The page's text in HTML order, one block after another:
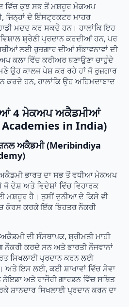
ਵਿੱਚ ਕੁਝ ਸਭ ਤੋਂ ਮਸ਼ਹੂਰ ਮੇਕਅਪ
ਜਿਨ੍ਹਾਂ ਦੇ ਇੰਸਟ੍ਰਕਟਰ ਮਾਹਰ
ਮਦਦ ਕਰ ਸਕਦੇ ਹਨ। ਹਾਲਾਂਕਿ ਇਹ
ਸ਼੍ਰੇਣੀ ਪ੍ਰਦਾਨ ਕਰਦੀਆਂ ਹਨ, ਪਰ
ਲਈ ਰੁਜ਼ਗਾਰ ਦੀਆਂ ਸੰਭਾਵਨਾਵਾਂ ਦੀ
ਕਲਾ ਵਿੱਚ ਕਰੀਅਰ ਬਣਾਉਣਾ ਚਾਹੁੰਦੇ
ਉਹ ਕਾਲਜ ਪੇਸ਼ ਕਰ ਰਹੇ ਹਾਂ ਜੋ ਰੁਜ਼ਗਾਰ
ਕਰਦੇ ਹਨ, ਹਾਲਾਂਕਿ ਉਹ ਅਹਿਮਦਾਬਾਦ
4 ਮੇਕਅਪ ਅਕੈਡਮੀਆਂ
in India)
ਅਕੈਡਮੀ (Meribindiya
ਭਾਰਤ ਦਾ ਸਭ ਤੋਂ ਵਧੀਆ ਮੇਕਅਪ
ਦੇਸ਼ ਅਤੇ ਵਿਦੇਸ਼ਾਂ ਵਿੱਚ ਵਿਹਾਰਕ
ਮਸ਼ਹੂਰ ਹੈ। ਤੁਸੀਂ ਦੁਨੀਆ ਦੇ ਕਿਸੇ ਵੀ
ਕੋਰਸ ਕਰਕੇ ਇੱਕ ਬਿਹਤਰ ਨੌਕਰੀ
ਦੀ ਸੰਸਥਾਪਕ, ਸ਼੍ਰੀਮਤੀ ਮਾਹੀ
ਨੌਕਰੀ ਕਰਦੇ ਸਨ ਅਤੇ ਭਾਰਤੀ ਨੌਜਵਾਨਾਂ
ਸਿਖਲਾਈ ਪ੍ਰਦਾਨ ਕਰਨ ਲਈ
ਅਤੇ ਇਸ ਲਈ, ਕਈ ਸ਼ਾਖਾਵਾਂ ਵਿੱਚ ਸੇਵਾ
ਅਤੇ ਰਾਜੌਰੀ ਗਾਰਡਨ ਵਿੱਚ ਸਥਿਤ
ਸ਼ਾਨਦਾਰ ਸਿਖਲਾਈ ਪ੍ਰਦਾਨ ਕਰਨ ਦਾ